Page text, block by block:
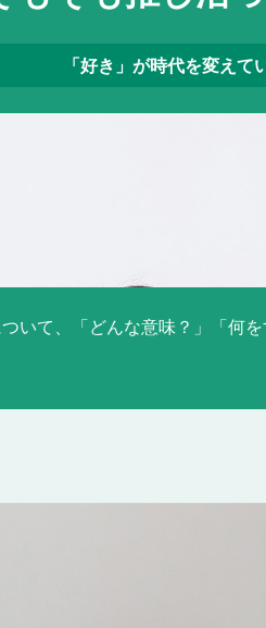
推し活と仕事の両立ガ
「好き」が時代を変えて
いて、「どんな意味？」「何